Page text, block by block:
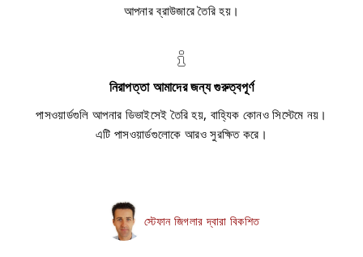
আপনার ব্রাউজারে তৈরি হয়।
নিরাপত্তা আমাদের জন্য গুরুত্বপূর্ণ
পাসওয়ার্ডগুলি আপনার ডিভাইসেই তৈরি হয়, বাহ্যিক কোনও সিস্টেমে নয়।
এটি পাসওয়ার্ডগুলোকে আরও সুরক্ষিত করে।
স্টেফান জিগলার দ্বারা বিকশিত